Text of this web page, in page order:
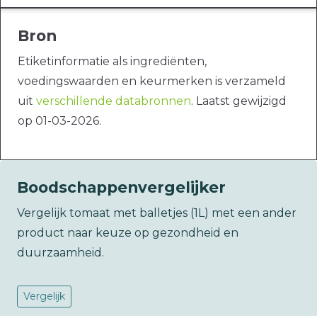
Bron
Etiketinformatie als ingrediënten,
voedingswaarden en keurmerken is verzameld
uit verschillende databronnen. Laatst gewijzigd
op 01-03-2026.
Boodschappenvergelijker
Vergelijk tomaat met balletjes (1L) met een ander
product naar keuze op gezondheid en
duurzaamheid.
Vergelijk